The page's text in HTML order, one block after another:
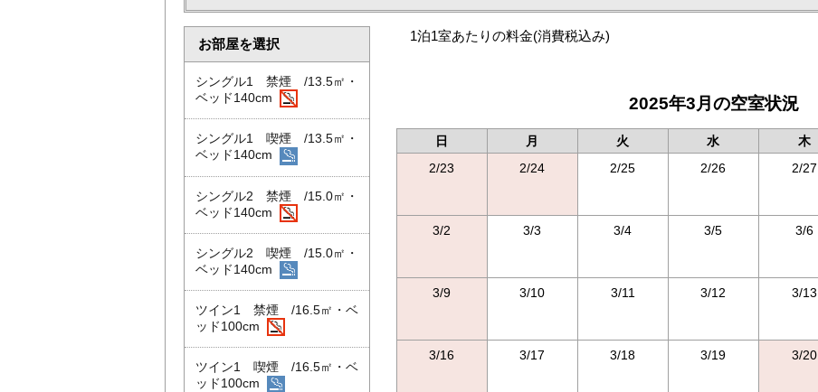
お部屋を選択
シングル1 禁煙 /13.5㎡・
ベッド140cm
シングル1 喫煙 /13.5㎡・
ベッド140cm
シングル2 禁煙 /15.0㎡・
ベッド140cm
シングル2 喫煙 /15.0㎡・
ベッド140cm
ツイン1 禁煙 /16.5㎡・ベ
ッド100cm
ツイン1 喫煙 /16.5㎡・ベ
ッド100cm
1泊1室あたりの料金(消費税込み)
2025年3月の空室状況
日 月 火 水 木
2/23
2/24 2/25 2/26 2/27
3/2 3/3 3/4 3/5 3/6
3/9 3/10 3/11 3/12 3/13
3/16 3/17 3/18 3/19 3/20